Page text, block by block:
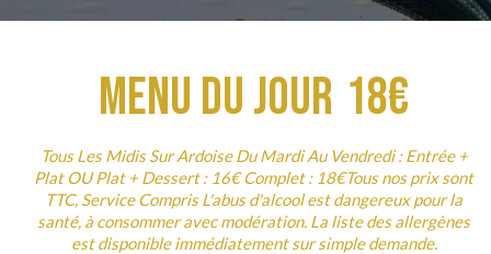
Menu Du Jour 18€
Tous Les Midis Sur Ardoise Du Mardi Au Vendredi : Entrée +
Plat OU Plat + Dessert : 16€ Complet : 18€Tous nos prix sont
TTC, Service Compris L'abus d'alcool est dangereux pour la
santé, à consommer avec modération. La liste des allergènes
est disponible immédiatement sur simple demande.